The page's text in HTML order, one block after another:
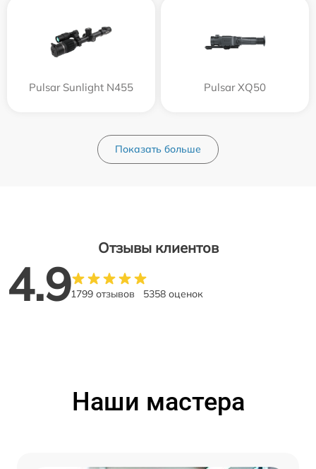
Pulsar Sunlight N455 Pulsar XQ50
Показать больше
Отзывы клиентов
4.91799 отзывов 5358 оценок
Наши мастера